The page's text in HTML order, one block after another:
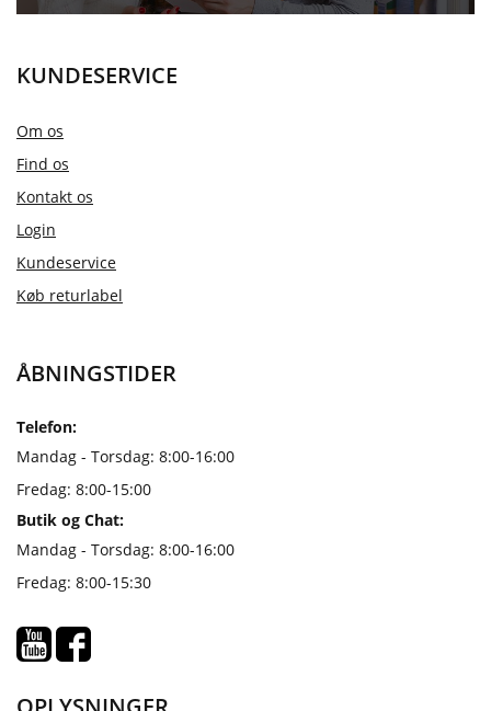
KUNDESERVICE
Om os
Find os
Kontakt os
Login
Kundeservice
Køb returlabel
ÅBNINGSTIDER
Telefon:
Mandag - Torsdag: 8:00-16:00
Fredag: 8:00-15:00
Butik og Chat:
Mandag - Torsdag: 8:00-16:00
Fredag: 8:00-15:30